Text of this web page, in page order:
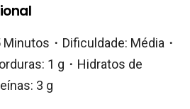
・Dificuldade: Média・
1 g・Hidratos de
3 g